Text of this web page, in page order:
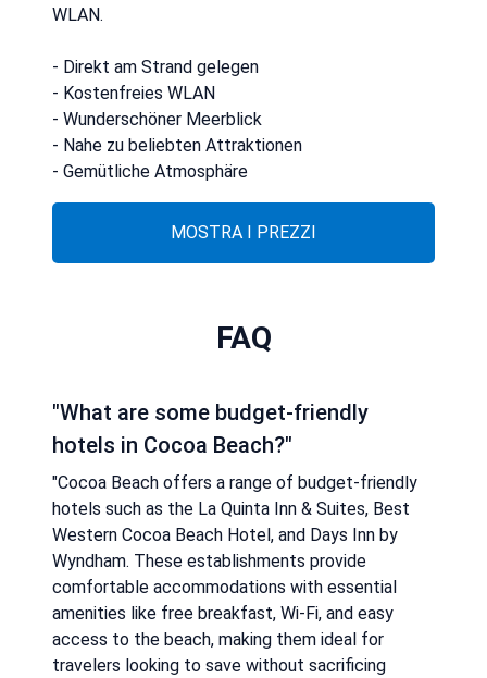
WLAN.
- Direkt am Strand gelegen
- Kostenfreies WLAN
- Wunderschöner Meerblick
- Nahe zu beliebten Attraktionen
- Gemütliche Atmosphäre
MOSTRA I PREZZI
FAQ
"What are some budget-friendly
hotels in Cocoa Beach?"
"Cocoa Beach offers a range of budget-friendly
hotels such as the La Quinta Inn & Suites, Best
Western Cocoa Beach Hotel, and Days Inn by
Wyndham. These establishments provide
comfortable accommodations with essential
amenities like free breakfast, Wi-Fi, and easy
access to the beach, making them ideal for
travelers looking to save without sacrificing